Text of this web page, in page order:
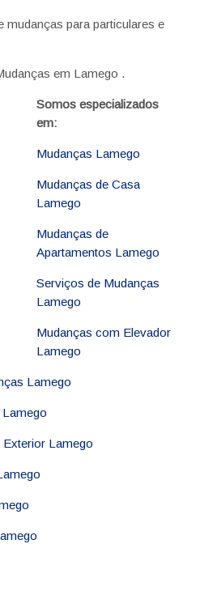
mudanças para particulares e
em Lamego .
Somos especializados
em:
Mudanças Lamego
Mudanças de Casa
Lamego
Mudanças de
Apartamentos Lamego
Serviços de Mudanças
Lamego
Mudanças com Elevador
Lamego
Lamego
Lamego